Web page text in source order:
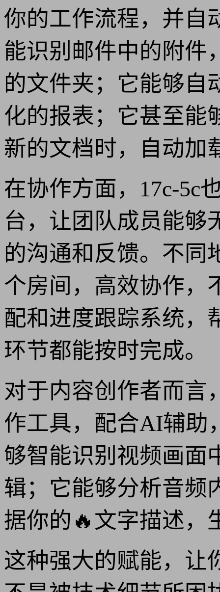
你的工作流程，并自
能识别邮件中的附件
的文件夹；它能够自
化的报表；它甚至能
新的文档时，自动加
在协作方面，17c-5c
台，让团队成员能够
的沟通和反馈。不同
个房间，高效协作，
配和进度跟踪系统，
环节都能按时完成。
对于内容创作者而言
作工具，配合AI辅助
够智能识别视频画面
辑；它能够分析音频
据你的🔥文字描述，
这种强大的赋能，让